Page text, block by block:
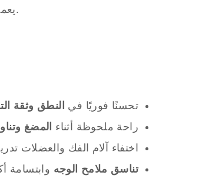
يعمل فريقها على تصميم إطباق مثالي يعيد توازن الفكين ويُحسن مظهر الابتسامة ووظائف المضغ والنطق في آنٍ واحد.
تحسنًا فوريًا في النطق وثقة
راحة ملحوظة أثناء المضغ
اختفاء آلام الفك والعضلات
تناسق ملامح الوجه وابتسامة